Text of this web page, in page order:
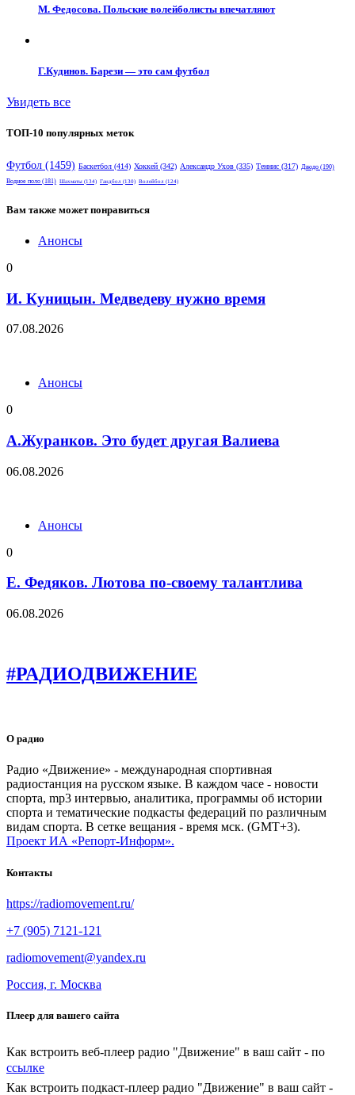
М. Федосова. Польские волейболисты впечатляют
Г.Кудинов. Барези — это сам футбол
Увидеть все
ТОП-10 популярных меток
Футбол (1459) Баскетбол (414) Хоккей (342) Александр Ухов (335) Теннис (317) Дзюдо (190)
Водное поло (181) Шахматы (134) Гандбол (130) Волейбол (124)
Вам также может понравиться
Анонсы
0
И. Куницын. Медведеву нужно время
07.08.2026
Анонсы
0
А.Журанков. Это будет другая Валиева
06.08.2026
Анонсы
0
Е. Федяков. Лютова по-своему талантлива
06.08.2026
#РАДИОДВИЖЕНИЕ
О радио
Радио «Движение» - международная спортивная
радиостанция на русском языке. В каждом часе - новости
спорта, mp3 интервью, аналитика, программы об истории
спорта и тематические подкасты федераций по различным
видам спорта. В сетке вещания - время мск. (GMT+3).
Проект ИА «Репорт-Информ».
Контакты
https://radiomovement.ru/
+7 (905) 7121-121
radiomovement@yandex.ru
Россия, г. Москва
Плеер для вашего сайта
Как встроить веб-плеер радио "Движение" в ваш сайт - по
ссылке
Как встроить подкаст-плеер радио "Движение" в ваш сайт -